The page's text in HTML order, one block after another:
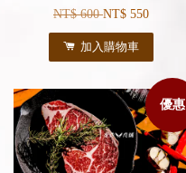
NT$ 600NT$ 550
加入購物車
優惠